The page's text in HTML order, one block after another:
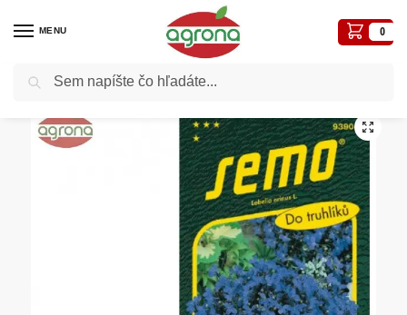
MENU 0
Domov Semená - osivá / Osivá kvetiny